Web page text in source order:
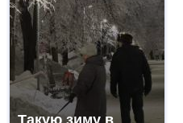
Такую зиму в